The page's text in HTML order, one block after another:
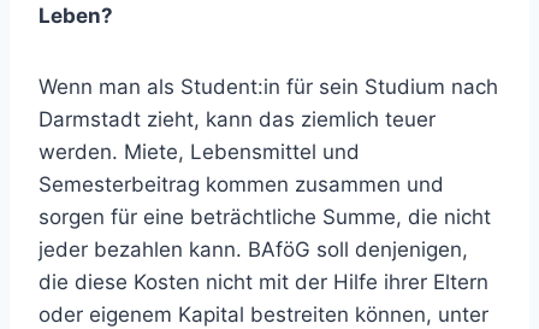
Leben?
Wenn man als Student:in für sein Studium nach
Darmstadt zieht, kann das ziemlich teuer
werden. Miete, Lebensmittel und
Semesterbeitrag kommen zusammen und
sorgen für eine beträchtliche Summe, die nicht
jeder bezahlen kann. BAföG soll denjenigen,
die diese Kosten nicht mit der Hilfe ihrer Eltern
oder eigenem Kapital bestreiten können, unter